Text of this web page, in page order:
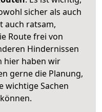
sicher als auch
auch ratsam,
Route frei von
Hindernissen
hier haben wir
gerne die Planung,
wichtige Sachen